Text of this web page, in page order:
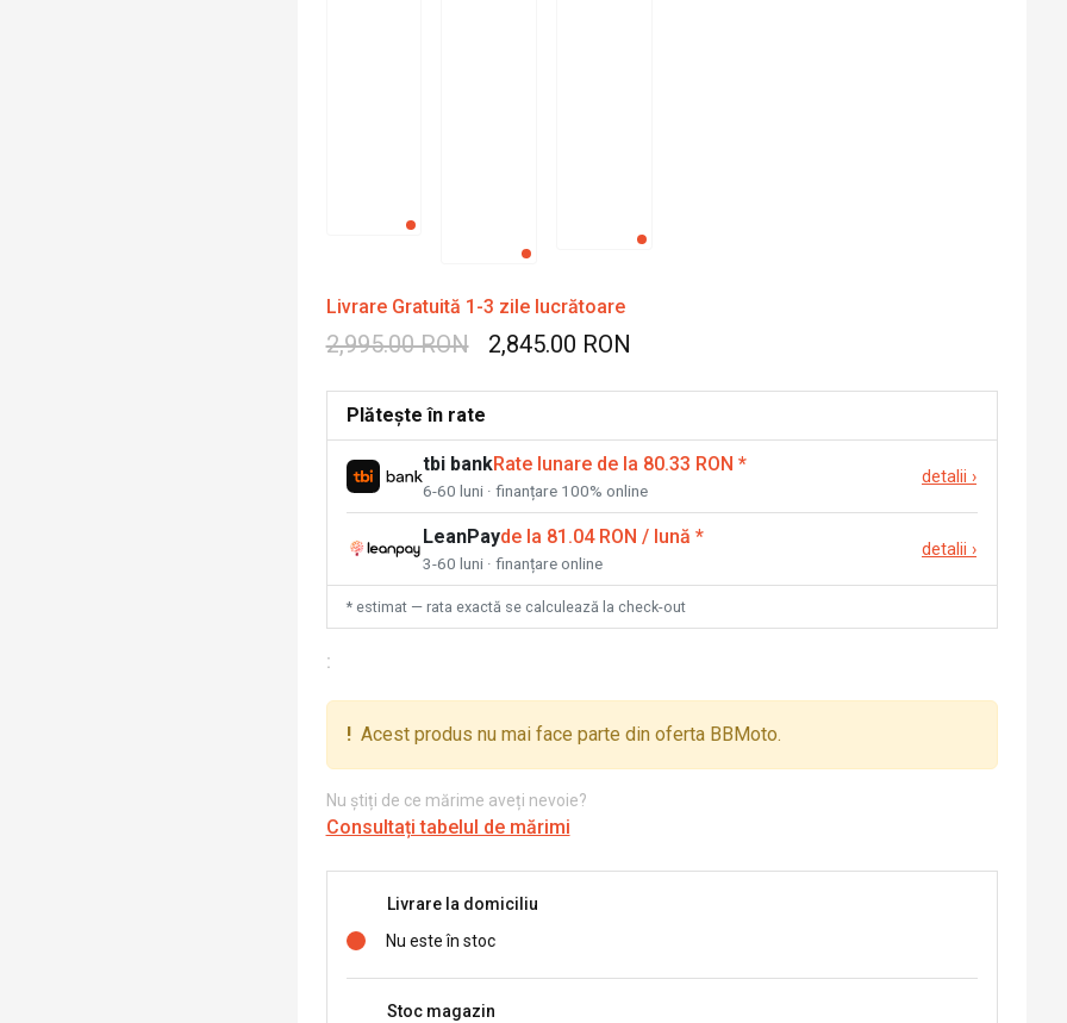
Livrare Gratuită 1-3 zile lucrătoare
2,995.00 RON 2,845.00 RON
Plătește în rate
tbi bankRate lunare de la 80.33 RON *
6-60 luni · finanțare 100% online
detalii ›
LeanPayde la 81.04 RON / lună *
3-60 luni · finanțare online
detalii ›
* estimat — rata exactă se calculează la check-out
:
! Acest produs nu mai face parte din oferta BBMoto.
Nu știți de ce mărime aveți nevoie?
Consultați tabelul de mărimi
Livrare la domiciliu
Nu este în stoc
Stoc magazin